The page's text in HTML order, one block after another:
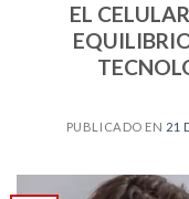
EL
PUBLICADO EN 21